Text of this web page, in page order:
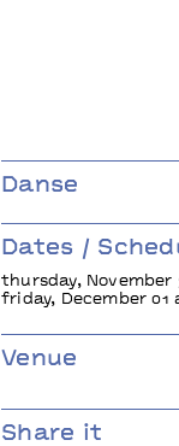
Danse
Dates /
thursday, November
friday, December 01
Venue
Share it